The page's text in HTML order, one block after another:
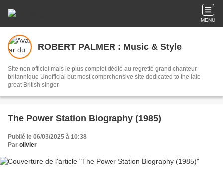
MENU
ROBERT PALMER : Music & Style
Site non officiel mais le plus complet dédié au regretté grand chanteur
britannique Unofficial but most comprehensive site dedicated to the late
great British singer
The Power Station Biography (1985)
Publié le 06/03/2025 à 10:38
Par olivier